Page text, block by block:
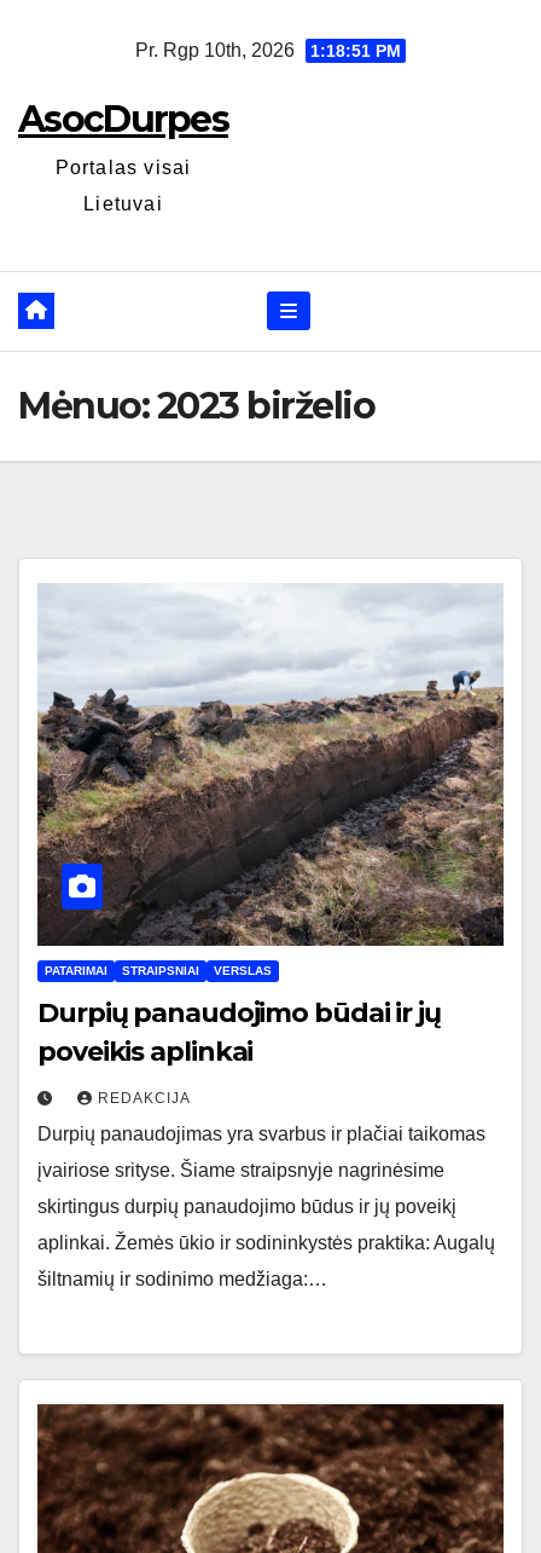
Pr. Rgp 10th, 2026 1:18:51 PM
AsocDurpes
Portalas visai
Lietuvai
Mėnuo:2023 birželio
PATARIMAI STRAIPSNIAI VERSLAS
Durpių panaudojimo būdai ir jų
poveikis aplinkai
REDAKCIJA
Durpių panaudojimas yra svarbus ir plačiai taikomas
įvairiose srityse. Šiame straipsnyje nagrinėsime
skirtingus durpių panaudojimo būdus ir jų poveikį
aplinkai. Žemės ūkio ir sodininkystės praktika: Augalų
šiltnamių ir sodinimo medžiaga:…